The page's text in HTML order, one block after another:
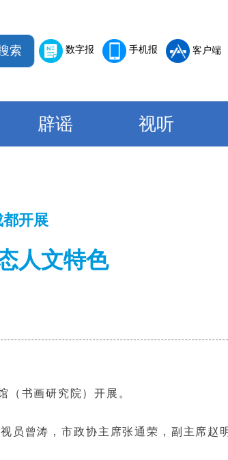
索 数字报 手机报 客户端
辟谣 视听
都开展
人文特色
（书画研究院）开展。
员曾涛，市政协主席张通荣，副主席赵